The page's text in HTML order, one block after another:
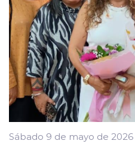
Sábado 9 de mayo de 2026